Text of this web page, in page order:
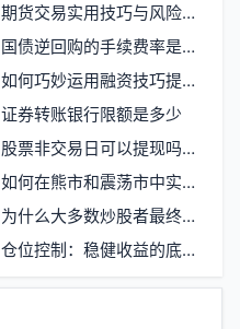
期货交易实用技巧与风险控制方法有哪些
国债逆回购的手续费率是多少
如何巧妙运用融资技巧提升投资回报率
证券转账银行限额是多少
股票非交易日可以提现吗？资金提取规则详解
如何在熊市和震荡市中实现稳定收益
为什么大多数炒股者最终亏光了本金
仓位控制：稳健收益的底层逻辑